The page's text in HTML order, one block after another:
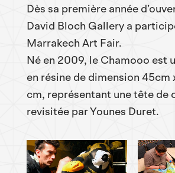
Dès sa première année
David Bloch Gallery a
Marrakech Art Fair.
Né en 2009, le Chamooo est
en résine de dimension 45cm
cm, représentant une tête de
revisitée par Younes Duret.